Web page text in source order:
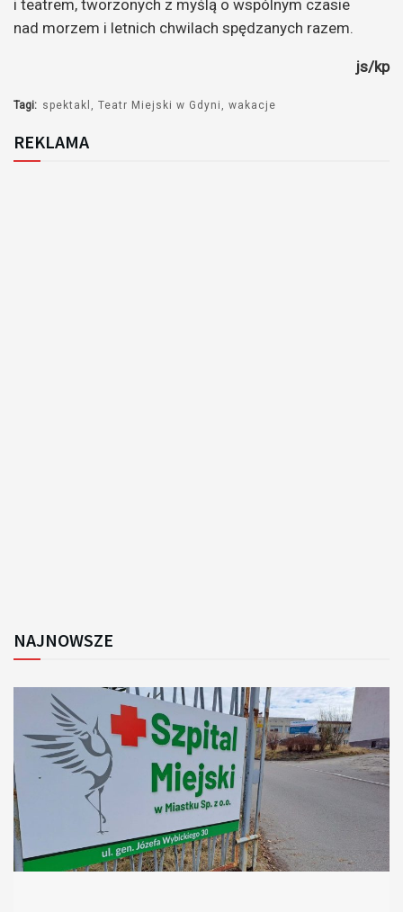
i teatrem, tworzonych z myślą o wspólnym czasie
nad morzem i letnich chwilach spędzanych razem.
js/kp
Tagi: spektakl Teatr Miejski w Gdyni wakacje
REKLAMA
NAJNOWSZE